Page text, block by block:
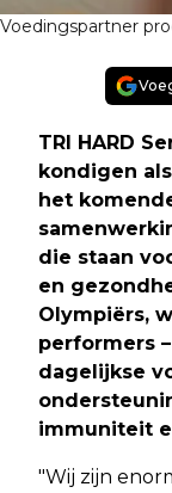
Voedingspartner
TRI HARD
kondigen
het
die staan
en
Olympiërs,
performers
dagelijkse
immuniteit
"Wij zijn